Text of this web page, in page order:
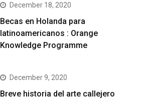
December 18, 2020
Becas en Holanda para
latinoamericanos : Orange
Knowledge Programme
December 9, 2020
Breve historia del arte callejero